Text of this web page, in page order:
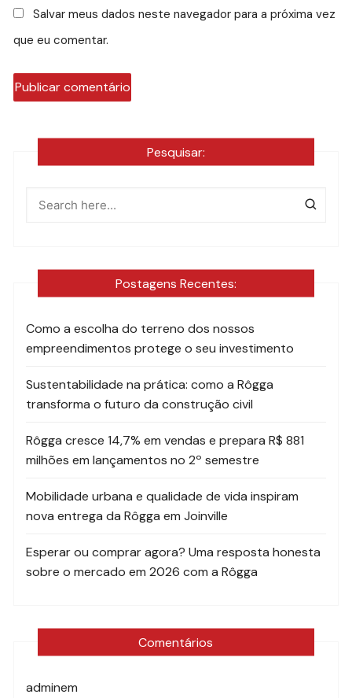
Salvar meus dados neste navegador para a próxima vez
que eu comentar.
Pesquisar:
Postagens Recentes:
Como a escolha do terreno dos nossos
empreendimentos protege o seu investimento
Sustentabilidade na prática: como a Rôgga
transforma o futuro da construção civil
Rôgga cresce 14,7% em vendas e prepara R$ 881
milhões em lançamentos no 2º semestre
Mobilidade urbana e qualidade de vida inspiram
nova entrega da Rôgga em Joinville
Esperar ou comprar agora? Uma resposta honesta
sobre o mercado em 2026 com a Rôgga
Comentários
adminem